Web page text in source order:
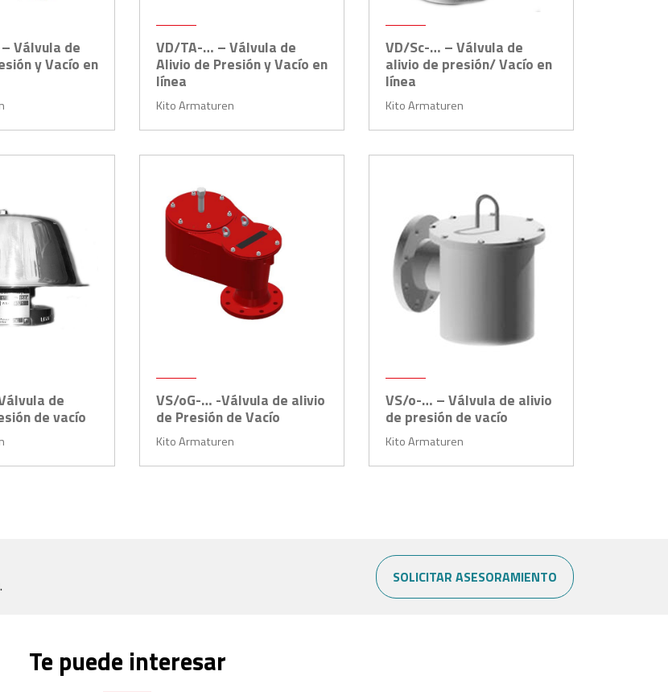
Válvula de
y Vacío en
VD/TA-… – Válvula de
Alivio de Presión y Vacío en
línea
Kito Armaturen
VD/Sc-… – Válvula de
alivio de presión/ Vacío en
línea
Kito Armaturen
de
de vacío
VS/oG-… -Válvula de alivio
de Presión de Vacío
Kito Armaturen
VS/o-… – Válvula de alivio
de presión de vacío
Kito Armaturen
SOLICITAR ASESORAMIENTO
Te puede interesar